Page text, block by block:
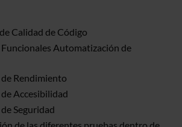
Calidad de Código
Funcionales Automatización de
Rendimiento
Accesibilidad
Seguridad